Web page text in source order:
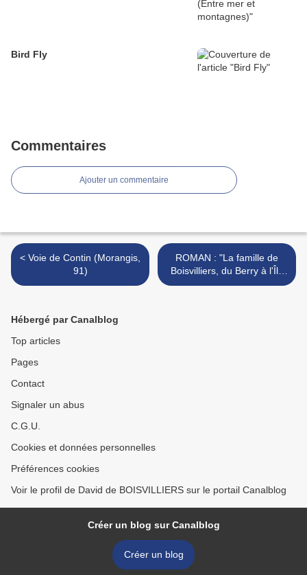
Bird Fly
Commentaires
Ajouter un commentaire
< Voie de Contin (Morangis,
91)
ROMAN : "La famille de
Boisvilliers, du Berry à l'Île
Bourbon" de M.C. SERY -
Hébergé par Canalblog
Top articles
Pages
Contact
Signaler un abus
C.G.U.
Cookies et données personnelles
Préférences cookies
Voir le profil de David de BOISVILLIERS sur le portail Canalblog
Créer un blog sur Canalblog
Créer un blog